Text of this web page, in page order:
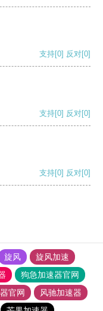
支持[0] 反对[0]
支持[0] 反对[0]
支持[0] 反对[0]
旋风
旋风加速
狗急加速器官网
官网
风驰加速器